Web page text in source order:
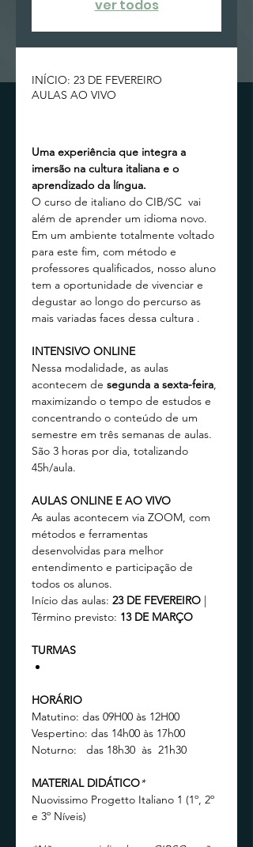
ver todos
INÍCIO: 23 DE FEVEREIRO
AULAS AO VIVO
Uma experiência que integra a
imersão na cultura italiana e o
aprendizado da língua.
O curso de italiano do CIB/SC  vai
além de aprender um idioma novo.
Em um ambiente totalmente voltado
para este fim, com método e
professores qualificados, nosso aluno
tem a oportunidade de vivenciar e
degustar ao longo do percurso as
mais variadas faces dessa cultura .
INTENSIVO ONLINE
Nessa modalidade, as aulas
acontecem de segunda a sexta-feira,
maximizando o tempo de estudos e
concentrando o conteúdo de um
semestre em três semanas de aulas.
São 3 horas por dia, totalizando
45h/aula.
AULAS ONLINE E AO VIVO
As aulas acontecem via ZOOM, com
métodos e ferramentas
desenvolvidas para melhor
entendimento e participação de
todos os alunos.
Início das aulas: 23 DE FEVEREIRO |
Término previsto: 13 DE MARÇO
TURMAS
HORÁRIO
Matutino: das 09H00 às 12H00
Vespertino: das 14h00 às 17h00
Noturno:   das 18h30  às  21h30
MATERIAL DIDÁTICO*
Nuovissimo Progetto Italiano 1 (1º, 2º
e 3º Níveis)